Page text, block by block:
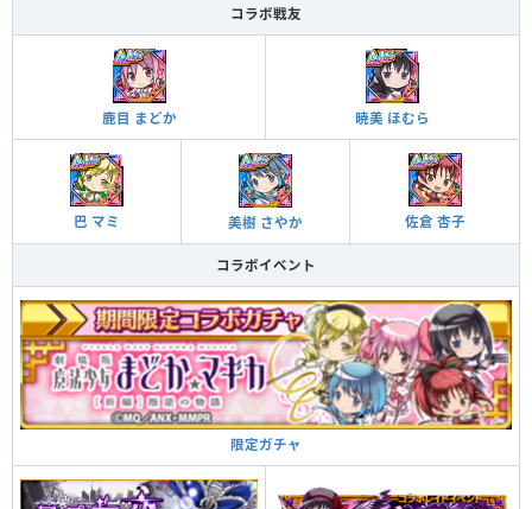
コラボ戦友
鹿目 まどか 暁美 ほむら
巴 マミ 美樹 さやか 佐倉 杏子
コラボイベント
限定ガチャ